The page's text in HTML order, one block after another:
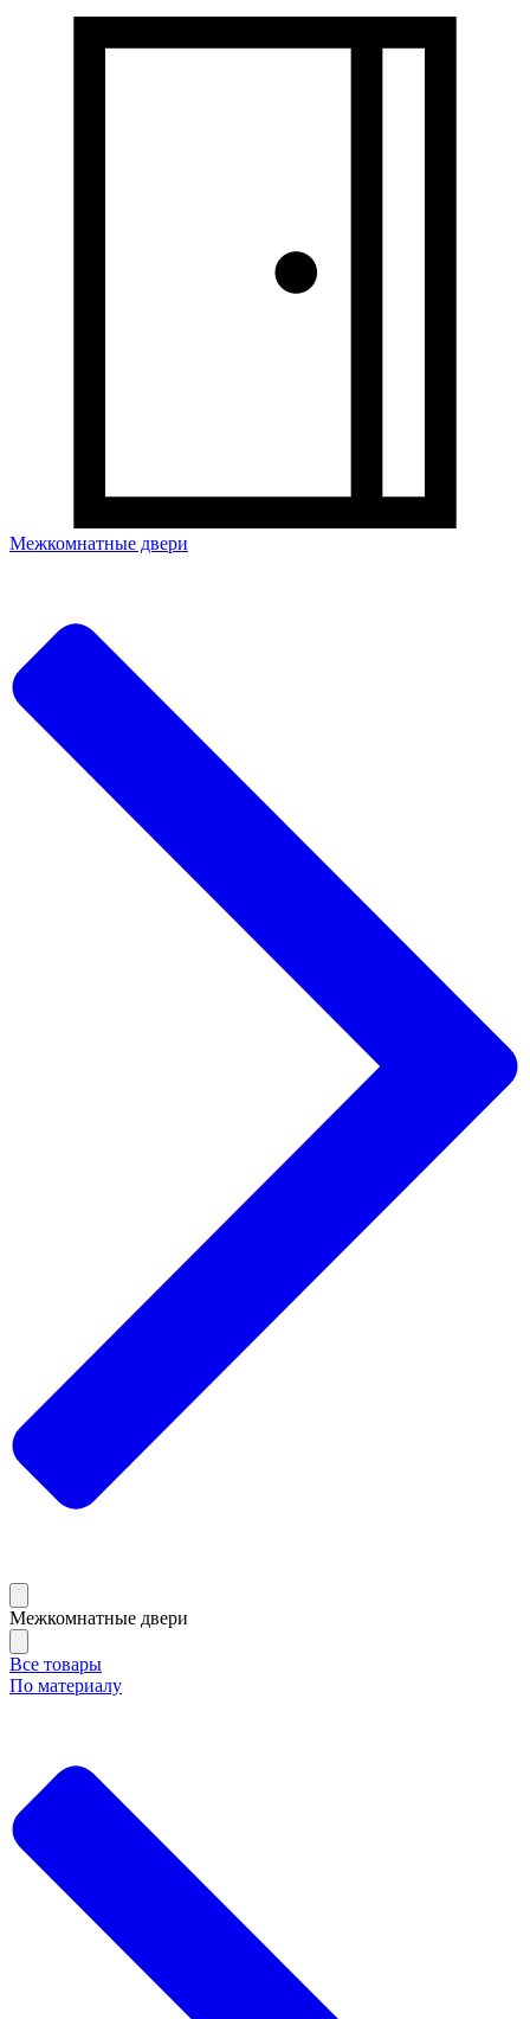
Межкомнатные двери
Межкомнатные двери
Все товары
По материалу